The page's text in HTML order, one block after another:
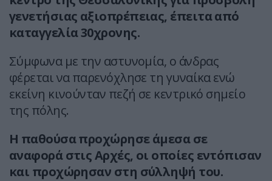
γενετήσιας αξιοπρέπειας, έπειτα από
καταγγελία 30χρονης.
Σύμφωνα με την αστυνομία, ο άνδρας
φέρεται να παρενόχλησε τη γυναίκα ενώ
εκείνη κινούνταν πεζή σε κεντρικό σημείο
της πόλης.
Η παθούσα προχώρησε άμεσα σε
αναφορά στις Αρχές, οι οποίες εντόπισαν
και προχώρησαν στη σύλληψή του.